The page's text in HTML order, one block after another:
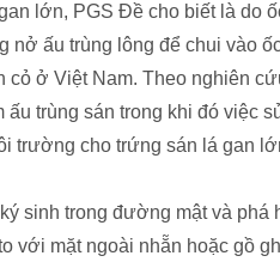
lớn, PGS Đề cho biết là do
nở ấu trùng lông để chui vào
cỏ ở Việt Nam. Theo nghiên
ấu trùng sán trong khi đó việc
trường cho trứng sán lá gan
sinh trong đường mật và
với mặt ngoài nhẵn hoặc gồ